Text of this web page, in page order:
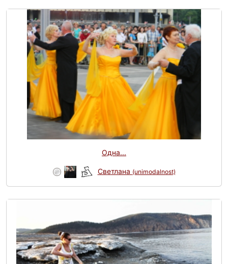
Одна...
Светлана (unimodalnost)